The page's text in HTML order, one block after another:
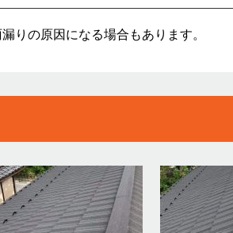
りの原因になる場合もあります。